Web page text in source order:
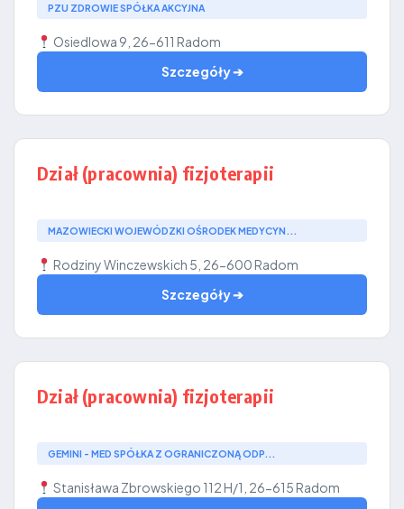
PZU ZDROWIE SPÓŁKA AKCYJNA
Osiedlowa 9, 26-611 Radom
Szczegóły ➔
Dział (pracownia) fizjoterapii
MAZOWIECKI WOJEWÓDZKI OŚRODEK MEDYCYN...
Rodziny Winczewskich 5, 26-600 Radom
Szczegóły ➔
Dział (pracownia) fizjoterapii
GEMINI - MED SPÓŁKA Z OGRANICZONĄ ODP...
Stanisława Zbrowskiego 112 H/1, 26-615 Radom